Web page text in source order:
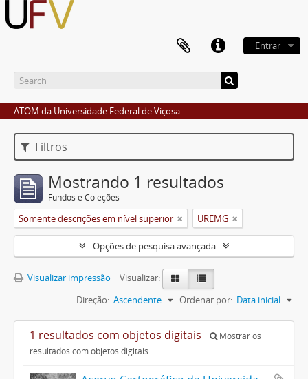
Entrar
ATOM da Universidade Federal de Viçosa
Filtros
Mostrando 1 resultados
Fundos e Coleções
Somente descrições em nível superior UREMG
Opções de pesquisa avançada
Visualizar impressão
Visualizar:
Ordenar por: Data inicial
Direção: Ascendente
1 resultados com objetos digitais
Mostrar os
resultados com objetos digitais